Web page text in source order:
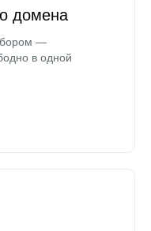
домена
—
в одной